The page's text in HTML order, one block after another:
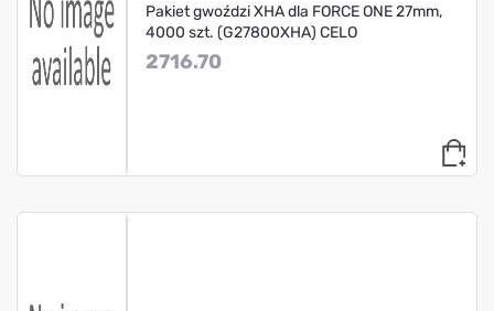
Pakiet gwoździ XHA dla FORCE ONE 27mm,
4000 szt. (G27800XHA) CELO
2716.70